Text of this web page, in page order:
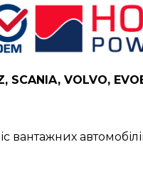
SCANIA, VOLVO,
вантажних